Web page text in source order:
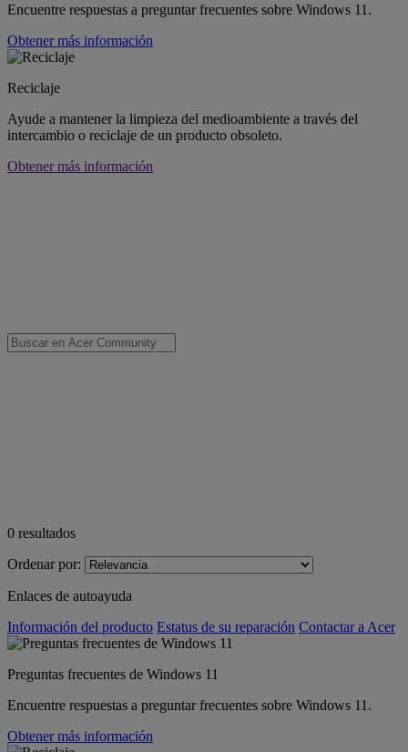
Encuentre respuestas a preguntar frecuentes sobre Windows 11.
Obtener más información
Reciclaje
Ayude a mantener la limpieza del medioambiente a través del
intercambio o reciclaje de un producto obsoleto.
Obtener más información
0 resultados
Ordenar por:
Enlaces de autoayuda
Información del producto Estatus de su reparación Contactar a Acer
Preguntas frecuentes de Windows 11
Encuentre respuestas a preguntar frecuentes sobre Windows 11.
Obtener más información